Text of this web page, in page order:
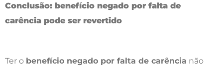
Conclusão: benefício negado por falta de
carência pode ser revertido
Ter o benefício negado por falta de carência não